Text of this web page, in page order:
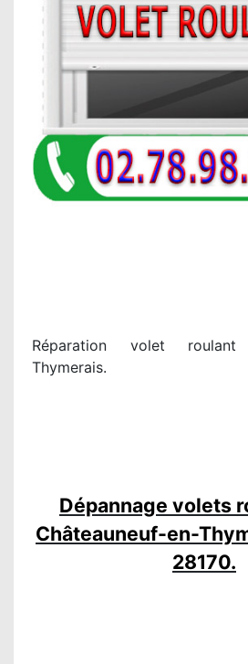
Réparation volet roulant
Thymerais.
Dépannage volets
Châteauneuf-en-
28170.